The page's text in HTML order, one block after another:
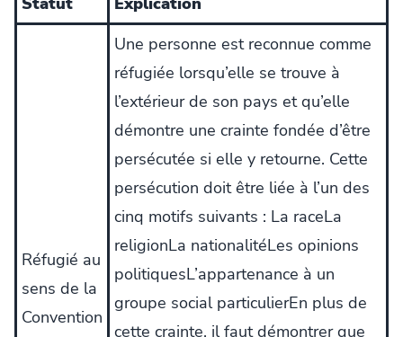
Réfugié au
sens de la
Convention
Une personne est reconnue comme
réfugiée lorsqu’elle se trouve à
l’extérieur de son pays et qu’elle
démontre une crainte fondée d’être
persécutée si elle y retourne. Cette
persécution doit être liée à l’un des
cinq motifs suivants : La raceLa
religionLa nationalitéLes opinions
politiquesL’appartenance à un
groupe social particulierEn plus de
cette crainte, il faut démontrer que